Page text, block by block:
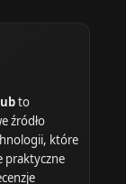
to
źródło
które
praktyczne